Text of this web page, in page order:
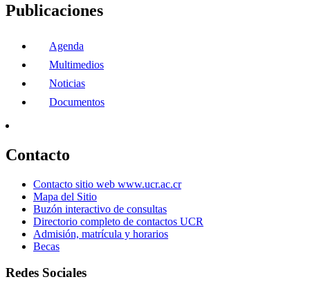
Publicaciones
Agenda
Multimedios
Noticias
Documentos
Contacto
Contacto sitio web www.ucr.ac.cr
Mapa del Sitio
Buzón interactivo de consultas
Directorio completo de contactos UCR
Admisión, matrícula y horarios
Becas
Redes Sociales